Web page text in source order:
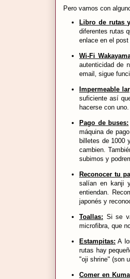
Pero vamos con
Libro de rutas
diferentes rutas
enlace en el post
Wi-Fi
autenticidad de
email, sigue
Impermeable
suficiente así
hacerse con uno.
Pago de buses:
máquina de
billetes de 1000
cambien.
subimos y
Reconocer tu
salían en kanji
entiendan.
japonés y
Toallas: Si se
microfibra, que
Estampitas: A
rutas hay
"oji shrine" (son
Comer en